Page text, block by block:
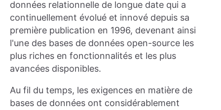
données relationnelle de longue date qui a
continuellement évolué et innové depuis sa
première publication en 1996, devenant ainsi
l'une des bases de données open-source les
plus riches en fonctionnalités et les plus
avancées disponibles.
Au fil du temps, les exigences en matière de
bases de données ont considérablement